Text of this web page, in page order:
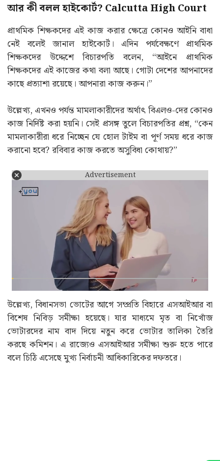
আর কী বলল হাইকোর্ট? Calcutta High Court
প্রাথমিক শিক্ষকদের এই কাজ করার ক্ষেত্রে কোনও আইনি বাধা
নেই বলেই জানাল হাইকোর্ট। এদিন পর্যবেক্ষণে প্রাথমিক
শিক্ষকদের উদ্দেশে বিচারপতি বলেন, “আইনে প্রাথমিক
শিক্ষকদের এই কাজের কথা বলা আছে। গোটা দেশের আপনাদের
কাছে প্রত্যাশা রয়েছে। আপনারা কাজ করুন।”
উল্লেখ্য, এখনও পর্যন্ত মামলাকারীদের অর্থাৎ বিএলও-দের কোনও
কাজ নির্দিষ্ট করা হয়নি। সেই প্রসঙ্গ তুলে বিচারপতির প্রশ্ন, “কেন
মামলাকারীরা ধরে নিচ্ছেন যে হোল টাইম বা পূর্ণ সময় ধরে কাজ
করানো হবে? রবিবার কাজ করতে অসুবিধা কোথায়?”
Advertisement
উল্লেখ্য, বিধানসভা ভোটের আগে সম্প্রতি বিহারে এসআইআর বা
বিশেষ নিবিড় সমীক্ষা হয়েছে। যার মাধ্যমে মৃত বা নিখোঁজ
ভোটারদের নাম বাদ দিয়ে নতুন করে ভোটার তালিকা তৈরি
করছে কমিশন। এ রাজ্যেও এসআইআর সমীক্ষা শুরু হতে পারে
বলে চিঠি এসেছে মুখ্য নির্বাচনী আধিকারিকের দফতরে।